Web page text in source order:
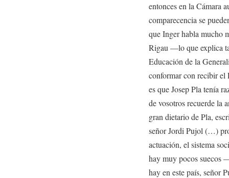
entonces en la Cámara
comparecencia se
que Inger habla mucho
Rigau —lo que explica
Educación de la
conformar con recibir
es que Josep Pla tenía
de vosotros recuerde la
gran dietario de Pla,
señor Jordi Pujol (…)
actuación, el sistema
hay muy pocos
hay en este país, señor